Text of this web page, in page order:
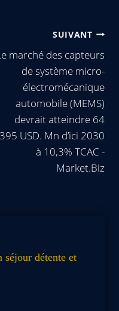
SUIVANT
marché des capteurs
de système micro-
électromécanique
automobile (MEMS)
devrait atteindre 64
395 USD. Mn d’ici 2030
à 10,3% TCAC -
Market.Biz
séjour détente et